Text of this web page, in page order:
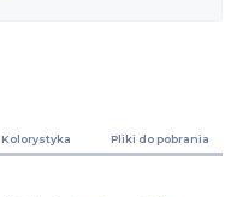
Kolorystyka Pliki do pobrania